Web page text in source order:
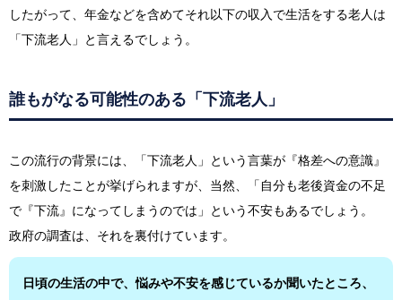
したがって、年金などを含めてそれ以下の収入で生活をする老人は
「下流老人」と言えるでしょう。
誰もがなる可能性のある「下流老人」
この流行の背景には、「下流老人」という言葉が『格差への意識』
を刺激したことが挙げられますが、当然、「自分も老後資金の不足
で『下流』になってしまうのでは」という不安もあるでしょう。
政府の調査は、それを裏付けています。
日頃の生活の中で、悩みや不安を感じているか聞いたところ、